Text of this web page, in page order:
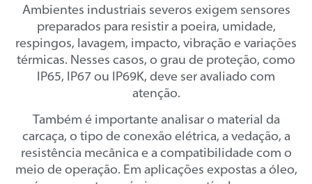
Ambientes industriais severos exigem sensores
preparados para resistir a poeira, umidade,
respingos, lavagem, impacto, vibração e variações
térmicas. Nesses casos, o grau de proteção, como
IP65, IP67 ou IP69K, deve ser avaliado com
atenção.
Também é importante analisar o material da
carcaça, o tipo de conexão elétrica, a vedação, a
resistência mecânica e a compatibilidade com o
meio de operação. Em aplicações expostas a óleo,